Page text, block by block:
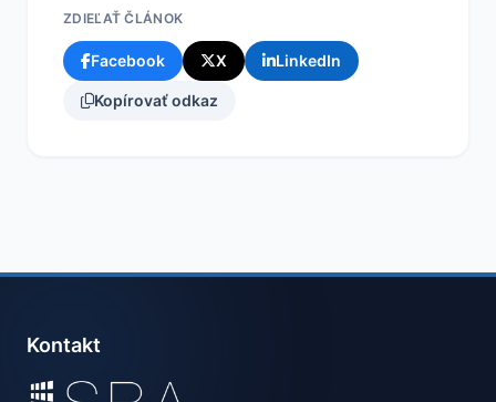
ZDIEĽAŤ ČLÁNOK
Facebook X LinkedIn
Kopírovať odkaz
Kontakt